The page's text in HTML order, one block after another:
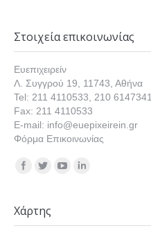
Στοιχεία επικοινωνίας
Ευεπιχειρείν
Λ. Συγγρού 19, 11743, Αθήνα
Tel: 211 4110533, 210 6147341,
Fax: 211 4110533
E-mail: info@euepixeirein.gr
Φόρμα Επικοινωνίας
Find us on:
Χάρτης